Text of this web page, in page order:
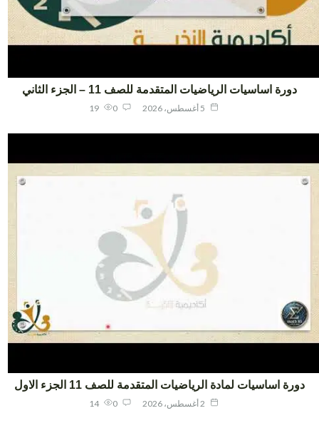
دورة اساسيات الرياضيات المتقدمة للصف 11 – الجزء الثاني
19
اساسيات لمادة الرياضيات المتقدمة للصف 11 الجزء الاول
14